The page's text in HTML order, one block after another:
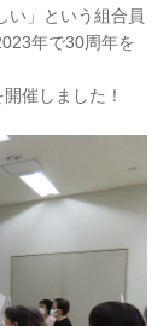
い」という組合員
年で30周年を
催しました！